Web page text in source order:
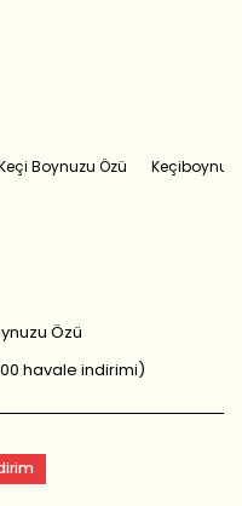
Boynuzu Özü
Özü
havale indirimi)